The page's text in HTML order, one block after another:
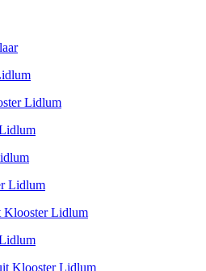
Lidlum
Lidlum
Klooster Lidlum
Klooster Lidlum